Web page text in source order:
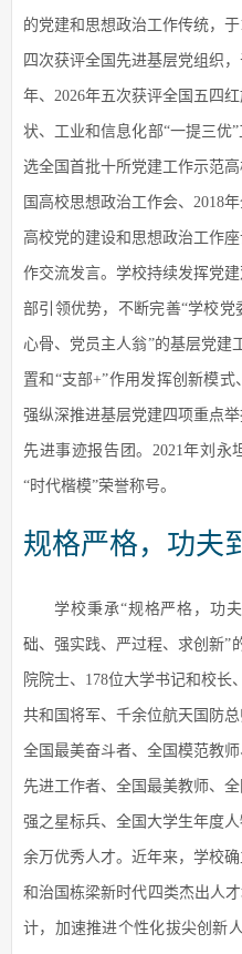
的党建和思想政治工作传统，于
四次获评全国先进基层党组织，
年、2026年五次获评全国五四
状、工业和信息化部“一提三优
选全国首批十所党建工作示范
国高校思想政治工作会、2018
高校党的建设和思想政治工作
作交流发言。学校持续发挥党
部引领优势，不断完善“学校
心骨、党员主人翁”的基层党建
置和“支部+”作用发挥创新模式
强纵深推进基层党建四项重点
先进事迹报告团。2021年刘永
“时代楷模”荣誉称号。
规格严格，功夫
学校秉承“规格严格，功
础、强实践、严过程、求创新”
院院士、178位大学书记和校长
共和国将军、千余位航天国防
全国最美奋斗者、全国模范教
先进工作者、全国最美教师、
强之星标兵、全国大学生年度
余万优秀人才。近年来，学校
和治国栋梁新时代四类杰出人
计，加速推进个性化拔尖创新